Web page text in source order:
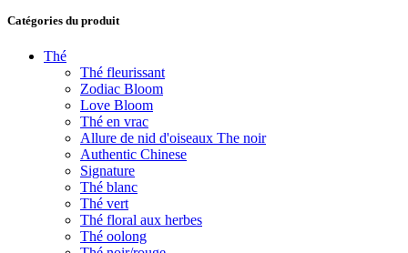
Catégories du produit
Thé
Thé fleurissant
Zodiac Bloom
Love Bloom
Thé en vrac
Allure de nid d'oiseaux The noir
Authentic Chinese
Signature
Thé blanc
Thé vert
Thé floral aux herbes
Thé oolong